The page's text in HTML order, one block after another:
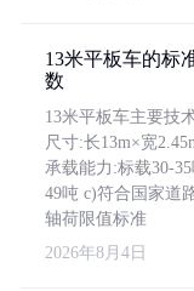
13米平板车的标
数
13米平板车主要技
尺寸:长13m×宽
承载能力:标载30-
49吨 c)符合国家道
轴荷限值标准
2026年8月4日